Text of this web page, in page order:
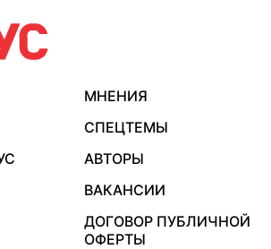
МНЕНИЯ
СПЕЦТЕМЫ
АВТОРЫ
ВАКАНСИИ
ДОГОВОР ПУБЛИЧНОЙ
ОФЕРТЫ